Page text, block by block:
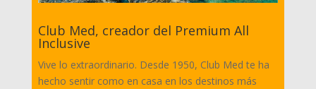
Club Med, creador del Premium All
Inclusive
Vive lo extraordinario. Desde 1950, Club Med te ha
hecho sentir como en casa en los destinos más